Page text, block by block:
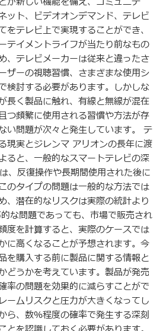
ット、ビデオオンデマンド、テレビ
をテレビ上で実現することができ、
テイメントライフが当たり前なもの
、テレビメーカーは従来と違ったさ
ザーの視聴習慣、さまざまな使用シ
検討する必要があります。しかしな
長く製品に触れ、有線と無線が混在
つ頻繁に使用される習慣や方法が存
い問題が次々と発生しています。 テ
現実とジレンマ アリオンの長年に渡
ると、一般的なスマートテレビの深
、反復操作や長期間使用された後に
のタイプの問題は一般的な方法では
、潜在的なリスクは実際の統計より
な問題であっても、市場で販売され
度を計算すると、実際のケースでは
に高くなることが予想されます。今
を購入する前に製品に関する情報と
どうかを考えています。製品が発売
率の問題を効果的に減らすことがで
ームリスクと圧力が大きくなってし
ら、数％程度の確率で発生する深刻